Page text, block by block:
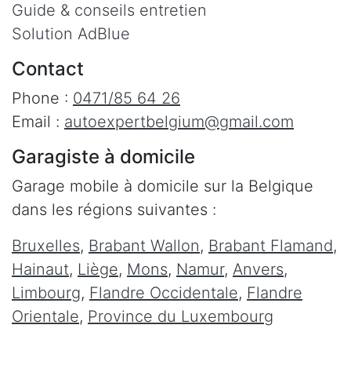
Guide & conseils entretien
Solution AdBlue
Contact
Phone : 0471/85 64 26
Email : autoexpertbelgium@gmail.com
Garagiste à domicile
Garage mobile à domicile sur la Belgique
dans les régions suivantes :
Bruxelles, Brabant Wallon, Brabant Flamand,
Hainaut, Liège, Mons, Namur, Anvers,
Limbourg, Flandre Occidentale, Flandre
Orientale, Province du Luxembourg